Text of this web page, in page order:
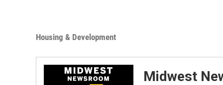
Housing & Development
Midwest